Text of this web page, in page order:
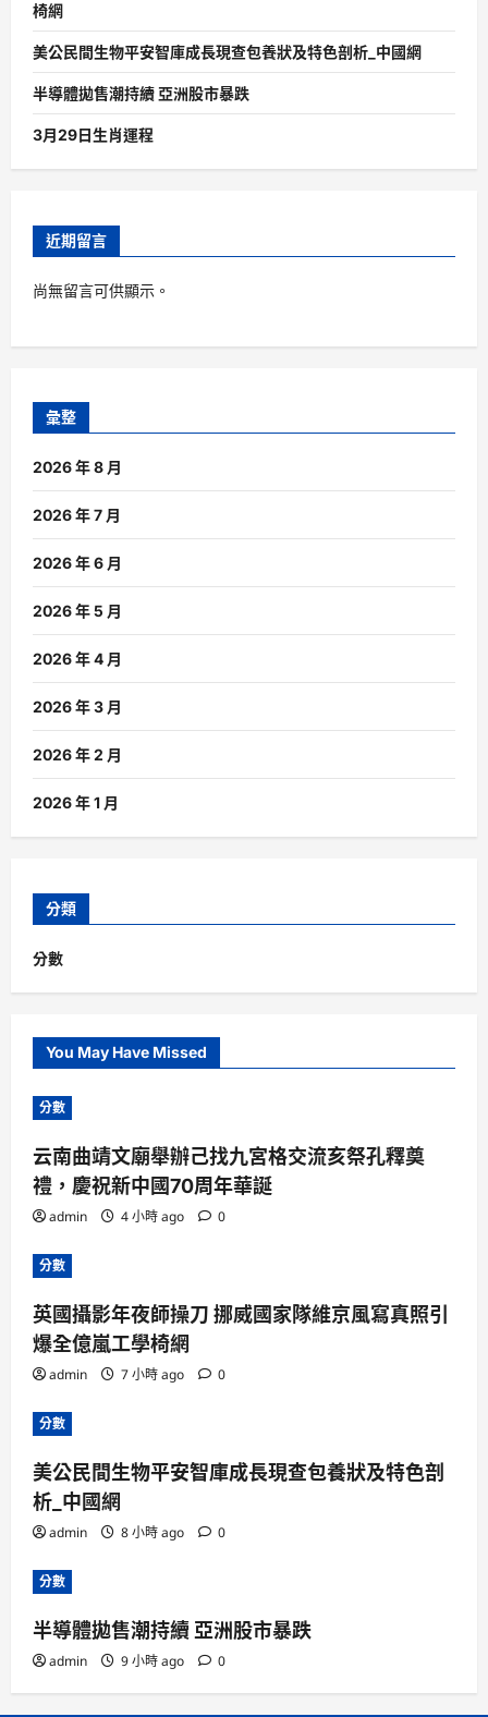
椅網
美公民間生物平安智庫成長現查包養狀及特色剖析_中國網
半導體拋售潮持續 亞洲股市暴跌
3月29日生肖運程
近期留言
尚無留言可供顯示。
彙整
2026 年 8 月
2026 年 7 月
2026 年 6 月
2026 年 5 月
2026 年 4 月
2026 年 3 月
2026 年 2 月
2026 年 1 月
分類
分數
You May Have Missed
分數
云南曲靖文廟舉辦己找九宮格交流亥祭孔釋奠
禮，慶祝新中國70周年華誕
admin 4 小時 ago 0
分數
英國攝影年夜師操刀 挪威國家隊維京風寫真照引
爆全億嵐工學椅網
admin 7 小時 ago 0
分數
美公民間生物平安智庫成長現查包養狀及特色剖
析_中國網
admin 8 小時 ago 0
分數
半導體拋售潮持續 亞洲股市暴跌
admin 9 小時 ago 0